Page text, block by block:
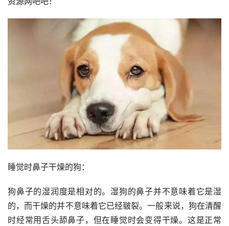
睡觉时鼻子干燥的狗：
狗鼻子的湿润度是相对的。湿狗的鼻子并不意味着它是湿
的，而干燥的并不意味着它已经皲裂。一般来说，狗在清醒
时经常用舌头舔鼻子，但在睡觉时会变得干燥。这是正常